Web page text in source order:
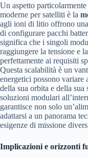
Un aspetto
moderne per satelliti è la
agli ioni di litio offrono
di configurare pacchi
significa che i singoli
raggiungere la tensione e
perfettamente ai requisiti
Questa scalabilità è un
energetici possono variare
della sua orbita e della sua
soluzioni modulari
garantisce non solo
adattarsi a un panorama
esigenze di missione
Implicazioni e orizzonti